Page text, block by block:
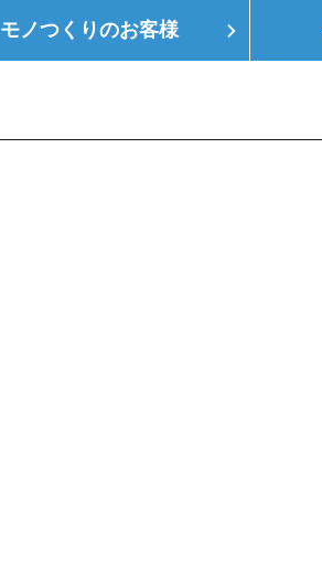
モノつくりのお客様